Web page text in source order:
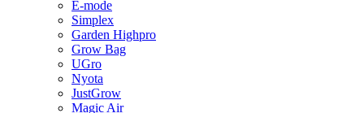
E-mode
Simplex
Garden Highpro
Grow Bag
UGro
Nyota
JustGrow
Magic Air